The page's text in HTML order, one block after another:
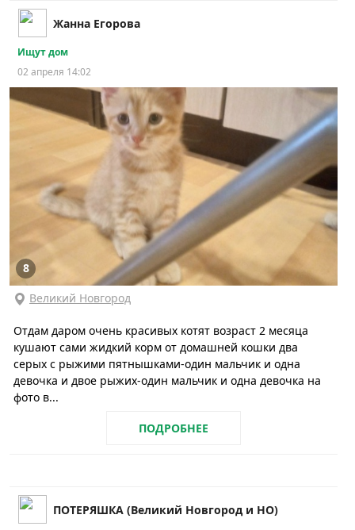
Жанна Егорова
Ищут дом
02 апреля 14:02
8
Великий Новгород
Отдам даром очень красивых котят возраст 2 месяца
кушают сами жидкий корм от домашней кошки два
серых с рыжими пятнышками-один мальчик и одна
девочка и двое рыжих-один мальчик и одна девочка на
фото в...
ПОДРОБНЕЕ
ПОТЕРЯШКА (Великий Новгород и НО)